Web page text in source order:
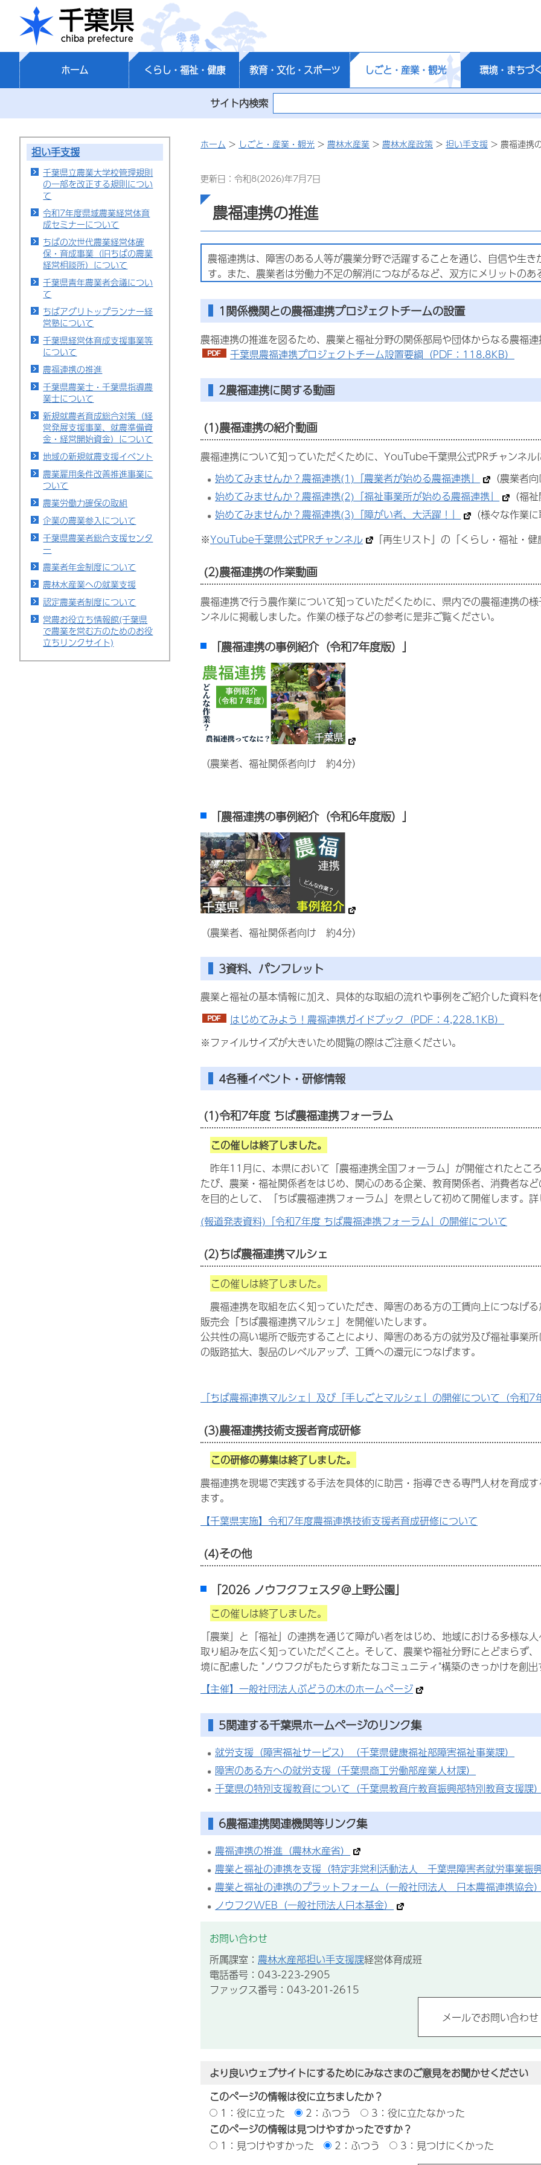
千葉県
ホーム くらし・福祉・健康 教育・文化・スポーツ しごと・産業・観光 環境・まちづ
サイト内検索
担い手支援
千葉県立農業大学校管理規則
の一部を改正する規則につい
て
令和7年度県域農業経営体育
成セミナーについて
ちばの次世代農業経営体確
保・育成事業（旧ちばの農業
経営相談所）について
千葉県青年農業者会議につい
て
ちばアグリトップランナー経
営塾について
千葉県経営体育成支援事業等
について
農福連携の推進
千葉県農業士・千葉県指導農
業士について
新規就農者育成総合対策（経
営発展支援事業、就農準備資
金・経営開始資金）について
地域の新規就農支援イベント
農業雇用条件改善推進事業に
ついて
農業労働力確保の取組
企業の農業参入について
千葉県農業者総合支援センタ
ー
農業者年金制度について
農林水産業への就業支援
認定農業者制度について
営農お役立ち情報館(千葉県
で農業を営む方のためのお役
立ちリンクサイト)
ホーム > しごと・産業・観光 > 農林水産業 > 農林水産政策 > 担い手支援 > 農福連携
更新日：令和8(2026)年7月7日
農福連携の推進
農福連携は、障害のある人等が農業分野で活躍することを通じ、自信や生
す。また、農業者は労働力不足の解消につながるなど、双方にメリットのあ
1関係機関との農福連携プロジェクトチームの設置
農福連携の推進を図るため、農業と福祉分野の関係部局や団体からなる農福
千葉県農福連携プロジェクトチーム設置要綱（PDF：118.8KB）
2農福連携に関する動画
(1)農福連携の紹介動画
農福連携について知っていただくために、YouTube千葉県公式PRチャンネル
始めてみませんか？農福連携(1)「農業者が始める農福連携」
（農業者
始めてみませんか？農福連携(2)「福祉事業所が始める農福連携」
（福
始めてみませんか？農福連携(3)「障がい者、大活躍！」
（様々な作業
※YouTube千葉県公式PRチャンネル 「再生リスト」の「くらし・福祉・
(2)農福連携の作業動画
農福連携で行う農作業について知っていただくために、県内での農福連携の
ンネルに掲載しました。作業の様子などの参考に是非ご覧ください。
「農福連携の事例紹介（令和7年度版）」
（農業者、福祉関係者向け 約4分）
「農福連携の事例紹介（令和6年度版）」
（農業者、福祉関係者向け 約4分）
3資料、パンフレット
農業と福祉の基本情報に加え、具体的な取組の流れや事例をご紹介した資料を
はじめてみよう！農福連携ガイドブック（PDF：4,228.1KB）
※ファイルサイズが大きいため閲覧の際はご注意ください。
4各種イベント・研修情報
(1)令和7年度 ちば農福連携フォーラム
この催しは終了しました。
昨年11月に、本県において「農福連携全国フォーラム」が開催されたとこ
たび、農業・福祉関係者をはじめ、関心のある企業、教育関係者、消費者な
を目的として、「ちば農福連携フォーラム」を県として初めて開催します。
(報道発表資料)「令和7年度 ちば農福連携フォーラム」の開催について
(2)ちば農福連携マルシェ
この催しは終了しました。
農福連携を取組を広く知っていただき、障害のある方の工賃向上につなげ
販売会「ちば農福連携マルシェ」を開催いたします。
公共性の高い場所で販売することにより、障害のある方の就労及び福祉事業
の販路拡大、製品のレベルアップ、工賃への還元につなげます。
「ちば農福連携マルシェ」及び「手しごとマルシェ」の開催について（令和7
(3)農福連携技術支援者育成研修
この研修の募集は終了しました。
農福連携を現場で実践する手法を具体的に助言・指導できる専門人材を育成
ます。
【千葉県実施】令和7年度農福連携技術支援者育成研修について
(4)その他
「2026 ノウフクフェスタ＠上野公園」
この催しは終了しました。
「農業」と「福祉」の連携を通じて障がい者をはじめ、地域における多様な
取り組みを広く知っていただくこと。そして、農業や福祉分野にとどまらず
境に配慮した "ノウフクがもたらす新たなコミュニティ"構築のきっかけを創出
【主催】一般社団法人ぶどうの木のホームページ
5関連する千葉県ホームページのリンク集
就労支援（障害福祉サービス）（千葉県健康福祉部障害福祉事業課）
障害のある方への就労支援（千葉県商工労働部産業人材課）
千葉県の特別支援教育について（千葉県教育庁教育振興部特別教育支援課）
6農福連携関連機関等リンク集
農福連携の推進（農林水産省）
農業と福祉の連携を支援（特定非営利活動法人 千葉県障害者就労事業振興
農業と福祉の連携のプラットフォーム（一般社団法人 日本農福連携協会）
ノウフクWEB（一般社団法人日本基金）
お問い合わせ
所属課室： 農林水産部担い手支援課経営体育成班
電話番号：043-223-2905
ファックス番号：043-201-2615
より良いウェブサイトにするためにみなさまのご意見をお聞かせください
このページの情報は役に立ちましたか？
1：役に立った
2：ふつう
3：役に立たなかった
このページの情報は見つけやすかったですか？
1：見つけやすかった
2：ふつう 3：見つけにくかった